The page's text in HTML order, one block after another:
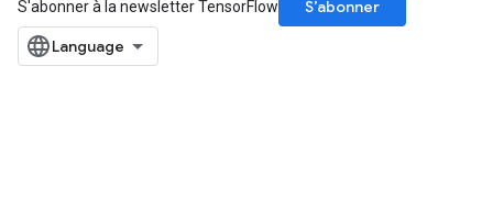
S'abonner à la newsletter TensorFlow
S’abonner